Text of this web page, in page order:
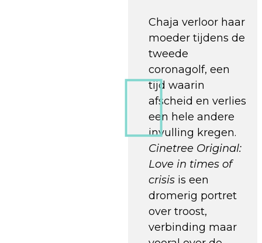
Chaja verloor haar
moeder tijdens de
tweede
coronagolf, een
tijd waarin
afscheid en verlies
een hele andere
invulling kregen.
Cinetree Original:
Love in times of
crisis is een
dromerig portret
over troost,
verbinding maar